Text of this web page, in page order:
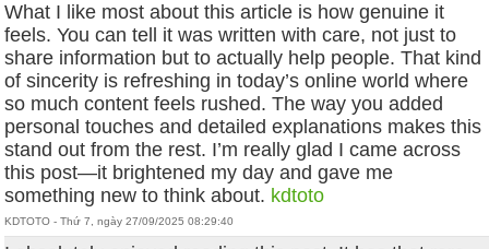
What I like most about this article is how genuine it
feels. You can tell it was written with care, not just to
share information but to actually help people. That kind
of sincerity is refreshing in today’s online world where
so much content feels rushed. The way you added
personal touches and detailed explanations makes this
stand out from the rest. I’m really glad I came across
this post—it brightened my day and gave me
something new to think about. kdtoto
KDTOTO - Thứ 7, ngày 27/09/2025 08:29:40